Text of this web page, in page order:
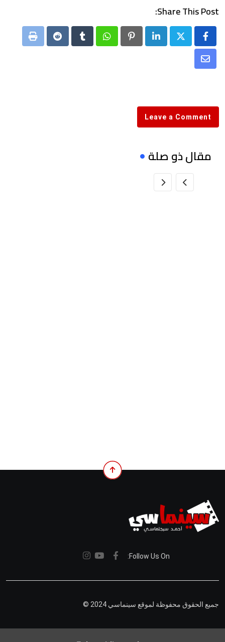
Share This Post:
LinkedIn
Pinterest
Whatsapp
Tumblr
Reddit
Print
Share
Leave a Comment
مقال ذو صلة
Follow Us On:
جميع الحقوق محفوظة لموقع سينماسي 2024 ©